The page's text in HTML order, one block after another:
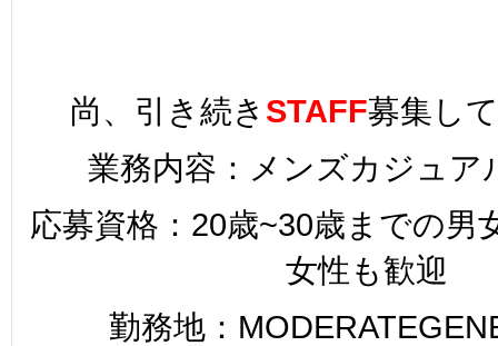
尚、引き続き STAFF募集し
業務内容：メンズカジュア
応募資格：20歳~30歳までの
女性も歓迎
勤務地：